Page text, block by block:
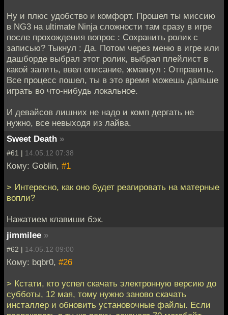
Ну и плюс удобство и комфорт. Прошел ты миссию
в NG3 на ultimate Ninja сложности там сразу в игре
после прохождения вопрос : Сохранить ролик с
записью? Тыкнул : Да. Потом через меню в игре или
дашборде выбрал этот ролик, выбрал плейлист в
какой залить, ввел описание, жмакнул : Отправить.
Все процесс пошел, ты в это время можешь дальше
играть во что-нибудь локальное.
И девайсов лишних не надо и комп дергать не
нужно, все невыходя из лайва.
Sweet Death »
#61 | 14.05.12 07:38
Кому: Goblin, #1
> Интересно, как оно будет реагировать на матерные
вопли?
Нажатием клавиши бэк.
jimmilee »
#62 | 14.05.12 09:00
Кому: bqbr0, #26
> Кстати, кто успел скачать электронную версию до
субботы, 12 мая, тому нужно заново скачать
инсталлер и обновить установочные файлы. Если